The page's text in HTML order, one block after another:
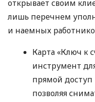
открывает своим
лишь перечнем
и наемных
Карта «Ключ к
инструмент
прямой доступ
позволяя